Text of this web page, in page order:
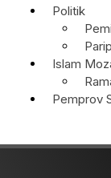
Politik
Islam
Pemprov